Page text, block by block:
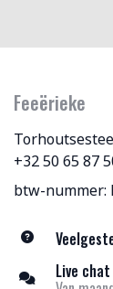
Feeërieke
+32 50 65 87
btw-nummer:
Live chat